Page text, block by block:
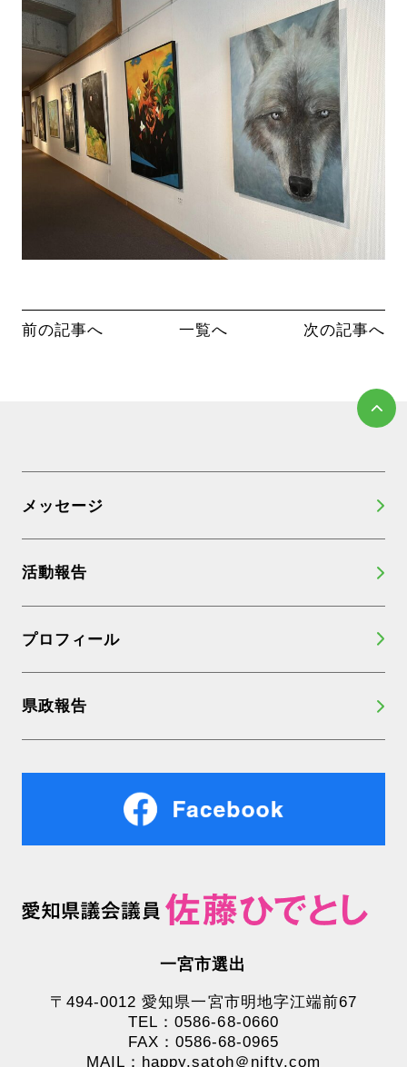
前の記事へ 一覧へ 次の記事へ
メッセージ
活動報告
プロフィール
県政報告
一宮市選出
〒494-0012 愛知県一宮市明地字江端前67
TEL：0586-68-0660
FAX：0586-68-0965
MAIL：happy.satoh＠nifty.com